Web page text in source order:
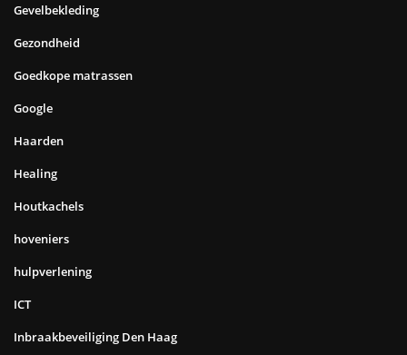
Gevelbekleding
Gezondheid
Goedkope matrassen
Google
Haarden
Healing
Houtkachels
hoveniers
hulpverlening
ICT
Inbraakbeveiliging Den Haag